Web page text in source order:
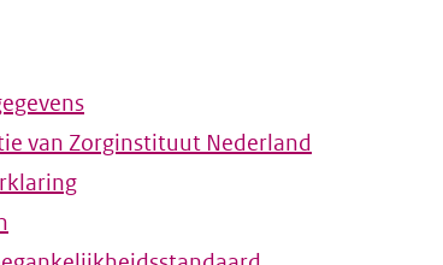
van Zorginstituut Nederland